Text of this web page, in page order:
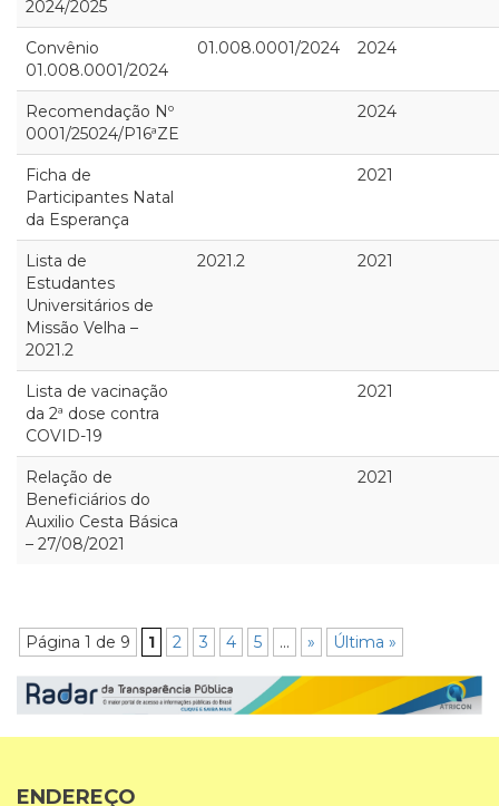
2024/2025
Convênio
01.008.0001/2024
01.008.0001/2024 2024
Recomendação Nº
0001/25024/P16ªZE
2024
Ficha de
Participantes Natal
da Esperança
2021
Lista de
Estudantes
Universitários de
Missão Velha –
2021.2
2021.2 2021
Lista de vacinação
da 2ª dose contra
COVID-19
2021
Relação de
Beneficiários do
Auxilio Cesta Básica
– 27/08/2021
2021
Página 1 de 9 1 2 3 4 5 ... » Última »
ENDEREÇO